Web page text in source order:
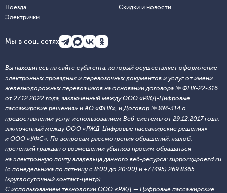
Поезда
Электрички
Скидки и новости
Мы в соц. сетях
Вы находитесь на сайте субагента, который осуществляет оформление
электронных проездных и перевозочных документов и услуг от имени
железнодорожных перевозчиков на основании договора № ФПК-22-316
от 27.12.2022 года, заключенный между ООО «РЖД-Цифровые
пассажирские решения» и АО «ФПК», и Договор № ИМ-314 о
предоставлении услуг использованием Веб-системы от 29.12.2017 года,
заключенный между ООО «РЖД-Цифровые пассажирские решения»
и ООО «УФС». По вопросам рассмотрения обращений, жалоб,
претензий граждан о возмещении убытков просим обращаться
на электронную почту владельца данного веб-ресурса: support@poezd.ru
(с понедельника по пятницу с 8:00 до 20:00) и +7 (495) 269 8365
(круглосуточный контакт-центр).
С использованием технологии ООО «РЖД — Цифровые пассажирские